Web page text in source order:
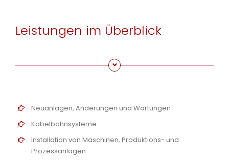
Leistungen im Überblick
Neuanlagen, Änderungen und Wartungen
Kabelbahnsysteme
Installation von Maschinen, Produktions- und
Prozessanlagen